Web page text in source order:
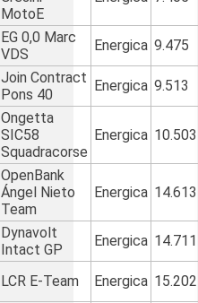
MotoE
EG 0,0 Marc
VDS
Energica 9.475
Join Contract
Pons 40
Energica 9.513
Ongetta
SIC58
Squadracorse
Energica 10.503
OpenBank
Ángel Nieto
Team
Energica 14.613
Dynavolt
Intact GP
Energica 14.711
LCR E-Team Energica 15.202